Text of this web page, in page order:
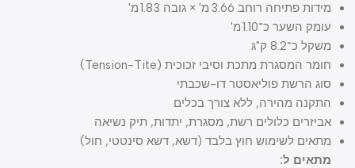
מידות פתיחה רוחב 3.66 מ' × גובה 1.83 מ'
עומק השער כ־1.10 מ'
משקל כ־8.2 ק"ג
חומר המסגרת מתכת וסיבי זכוכית (Tension-Tite)
סוג הרשת פוליאסטר דו-שכבתי
התקנה מהירה, ללא צורך בכלים
אביזרים כלולים רשת, מסגרת, יתדות, תיק נשיאה
מתאים לשימוש חוץ בלבד (דשא, דשא סינטטי, חול)
מתאים ל: